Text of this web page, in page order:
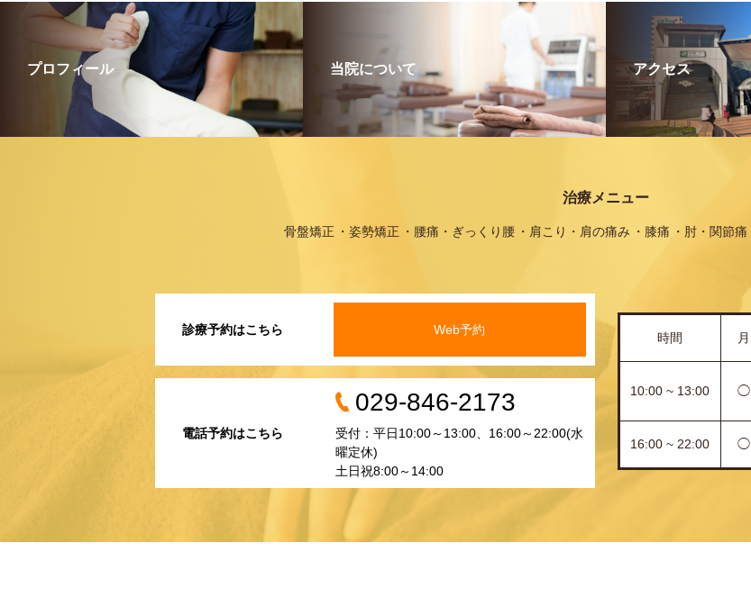
プロフィール 当院について アクセス
治療メニュー
骨盤矯正 姿勢矯正 腰痛・ぎっくり腰 肩こり・肩の痛み 膝痛 肘・関節痛
診療予約はこちら Web予約
電話予約はこちら
029-846-2173
受付：平日10:00～13:00、16:00～22:00(水
曜定休)
土日祝8:00～14:00
時間 月
10:00 ~ 13:00 ◯
16:00 ~ 22:00 ◯